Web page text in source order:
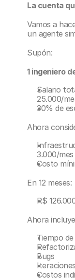
La cuenta
Vamos a
un agente
Supón:
1 ingeniero
Salario
25.000/
30% de
Ahora
3.000/mes
Costo
En 12 meses:
R$
Ahora
Tiempo
Bugs
Iteraciones
Costos